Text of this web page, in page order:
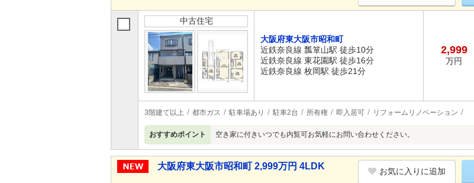
中古住宅
大阪府東大阪市昭和町
近鉄奈良線 瓢箪山駅 徒歩10分
近鉄奈良線 東花園駅 徒歩16分
近鉄奈良線 枚岡駅 徒歩21分
2,999
万円
3階建て以上 都市ガス 駐車場あり 駐車2台 所有権 即入居可 リフォームリノベーション
おすすめポイント 空き家に付きいつでも内覧可お気軽にお問い合わせください。
大阪府東大阪市昭和町 2,999万円 4LDK お気に入りに追加